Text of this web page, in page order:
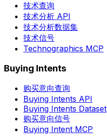
技术查询
技术分析 API
技术分析数据集
技术信号
Technographics MCP
Buying Intents
购买意向查询
Buying Intents API
Buying Intents Dataset
购买意向信号
Buying Intent MCP